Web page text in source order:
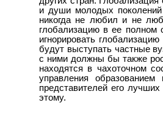
и души молодых
никогда не любил и не
глобализацию в ее полном
игнорировать
будут выступать частные
с ними должны бы также
находятся в чахоточном
управления образованием
представителей его
этому.